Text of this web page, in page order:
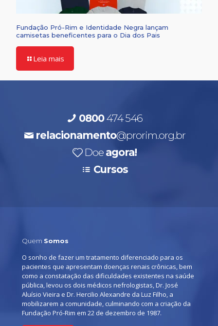
Fundação Pró-Rim e Identidade Negra lançam
camisetas beneficentes para o Dia dos Pais
Leia mais
0800474 546
relacionamento@prorim.org.br
Doe agora!
Cursos
Quem Somos
O sonho de fazer um tratamento diferenciado para os
pacientes que apresentam doenças renais crônicas, bem
como a constatação das dificuldades existentes na saúde
pública, levou os dois médicos nefrologistas, Dr. José
Aluísio Vieira e Dr. Hercilio Alexandre da Luz Filho, a
mobilizarem a comunidade, culminando com a criação da
Fundação Pró-Rim em 22 de dezembro de 1987.